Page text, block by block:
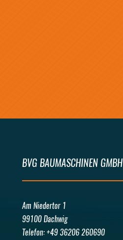
BVG BAUMASCHINEN GMBH
Am Niedertor 1
99100 Dachwig
Telefon: +49 36206 260690